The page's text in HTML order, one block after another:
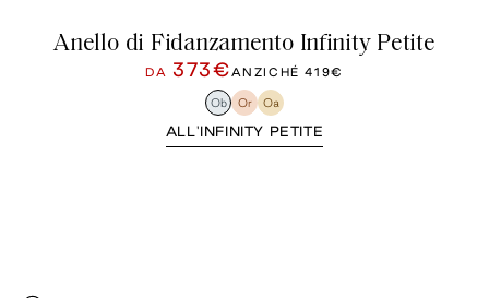
Anello di Fidanzamento Infinity Petite
DA 373€ANZICHÉ419€
Ob Or Oa
ALL'INFINITY PETITE